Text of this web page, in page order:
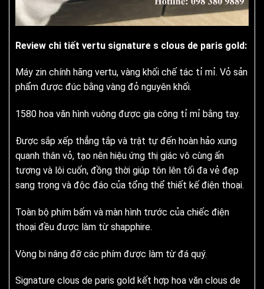
Review chi tiết vertu signature s clous de paris gold:
Máy zin chính hãng vertu, vàng khối chế tác tỉ mỉ. Vỏ sản
phẩm được đúc bằng vàng đỏ nguyên khối.
1580 hoa văn hình vuông được gia công tỉ mỉ bằng tay.
Được sắp xếp thẳng tắp và trật tự đến hoàn hảo xung
quanh thân vỏ, tạo nên hiệu ứng thị giác vô cùng ấn
tượng và lôi cuốn, đồng thời giúp tôn lên tối đa vẻ đẹp
sang trọng và độc đáo của tổng thể thiết kế điện thoại.
Toàn bộ phím bấm và màn hình trước của chiếc điện
thoại đều được làm từ shapphire.
Vòng bi nâng đỡ các phím được làm từ đá quý.
Signature clous de paris gold kết hợp hoa văn clous de